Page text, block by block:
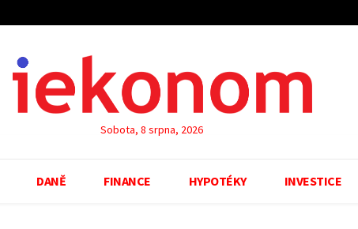
Sobota, 8 srpna, 2026
DANĚ FINANCE HYPOTÉKY INVESTICE